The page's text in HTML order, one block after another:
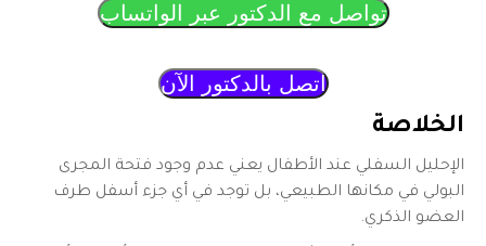
تواصل مع الدكتور عبر الواتساب
اتصل بالدكتور الآن
الخلاصة
الإحليل السفلي عند الأطفال يعني عدم وجود فتحة المجرى
البولي في مكانها الطبيعي، بل توجد في أي جزء أسفل طرف
العضو الذكري.